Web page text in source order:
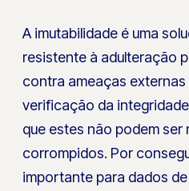
A imutabilidade é uma
resistente à adulteração
contra ameaças externas
verificação da
que estes não podem
corrompidos. Por
importante para dados